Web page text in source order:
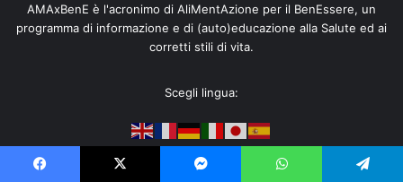
AMAxBenE è l'acronimo di AliMentAzione per il BenEssere, un
programma di informazione e di (auto)educazione alla Salute ed ai
corretti stili di vita.
Scegli lingua:
Iscriviti alla Newsletter